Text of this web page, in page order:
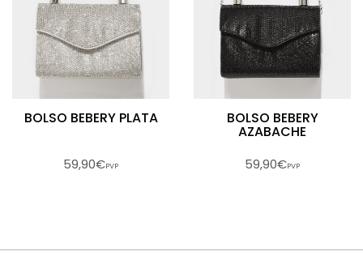
BOLSO BEBERY PLATA
59,90€PVP
BOLSO BEBERY
AZABACHE
59,90€PVP